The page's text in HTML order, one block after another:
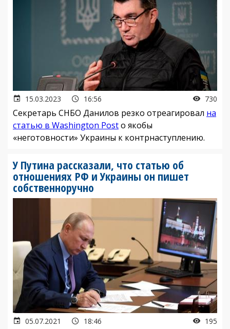
15.03.2023 16:56 730
Секретарь СНБО Данилов резко отреагировал на
статью в Washington Postо якобы
«неготовности» Украины к контрнаступлению.
У Путина рассказали, что статью об
отношениях РФ и Украины он пишет
собственноручно
05.07.2021 18:46 195